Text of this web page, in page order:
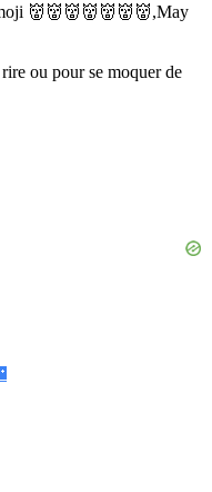
👹👹👹👹👹👹👹,May
ou pour se moquer de